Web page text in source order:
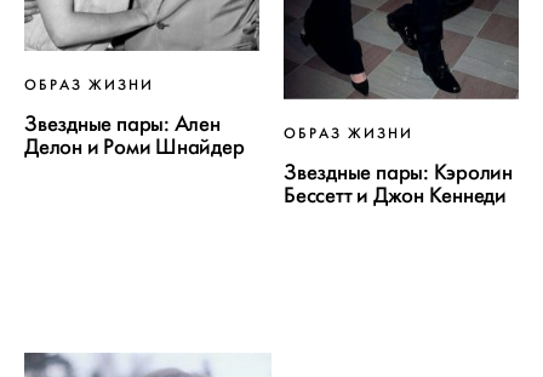
ОБРАЗ ЖИЗНИ
Звездные пары: Ален
Делон и Роми Шнайдер
ОБРАЗ ЖИЗНИ
Звездные пары: Кэролин
Бессетт и Джон Кеннеди